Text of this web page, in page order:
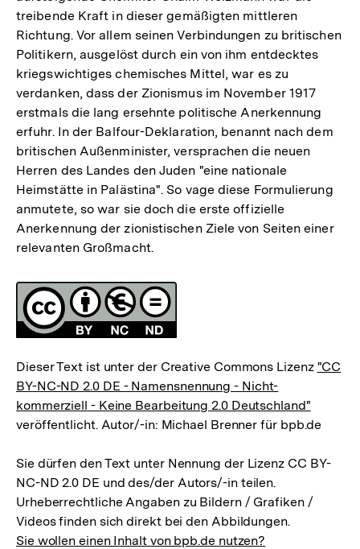
treibende Kraft in dieser gemäßigten mittleren
Richtung. Vor allem seinen Verbindungen zu britischen
Politikern, ausgelöst durch ein von ihm entdecktes
kriegswichtiges chemisches Mittel, war es zu
verdanken, dass der Zionismus im November 1917
erstmals die lang ersehnte politische Anerkennung
erfuhr. In der Balfour-Deklaration, benannt nach dem
britischen Außenminister, versprachen die neuen
Herren des Landes den Juden "eine nationale
Heimstätte in Palästina". So vage diese Formulierung
anmutete, so war sie doch die erste offizielle
Anerkennung der zionistischen Ziele von Seiten einer
relevanten Großmacht.
Fussnoten
Lizenz
Dieser Text ist unter der Creative Commons Lizenz "CC
BY-NC-ND 2.0 DE - Namensnennung - Nicht-
kommerziell - Keine Bearbeitung 2.0 Deutschland"
veröffentlicht. Autor/-in: Michael Brenner für bpb.de
Sie dürfen den Text unter Nennung der Lizenz CC BY-
NC-ND 2.0 DE und des/der Autors/-in teilen.
Urheberrechtliche Angaben zu Bildern / Grafiken /
Videos finden sich direkt bei den Abbildungen.
Sie wollen einen Inhalt von bpb.de nutzen?